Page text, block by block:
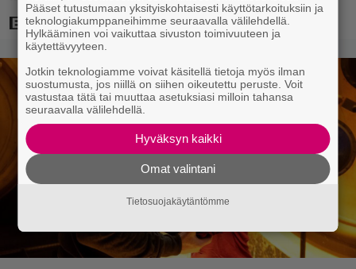
Pääset tutustumaan yksityiskohtaisesti käyttötarkoituksiin ja
teknologiakumppaneihimme seuraavalla välilehdellä.
Hylkääminen voi vaikuttaa sivuston toimivuuteen ja
käytettävyyteen.
Jotkin teknologiamme voivat käsitellä tietoja myös ilman
suostumusta, jos niillä on siihen oikeutettu peruste. Voit
vastustaa tätä tai muuttaa asetuksiasi milloin tahansa
seuraavalla välilehdellä.
Hyväksyn kaikki
Omat valintani
Tietosuojakäytäntömme